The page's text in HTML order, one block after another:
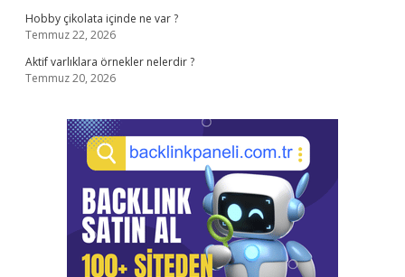
Hobby çikolata içinde ne var ?
Temmuz 22, 2026
Aktif varlıklara örnekler nelerdir ?
Temmuz 20, 2026